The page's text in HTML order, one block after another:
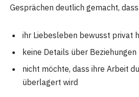
Gesprächen deutlich gemacht,
ihr Liebesleben bewusst privat
keine Details über
nicht möchte, dass ihre Arbeit
überlagert wird